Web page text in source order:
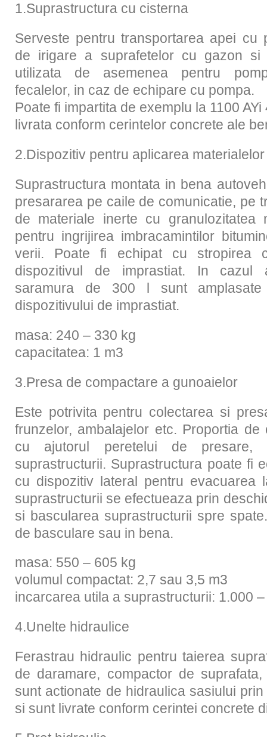
1.Suprastructura cu cisterna
Serveste pentru transportarea apei cu
de irigare a suprafetelor cu gazon si
utilizata de asemenea pentru
fecalelor, in caz de echipare cu pompa.
Poate fi impartita de exemplu la 1100
livrata conform cerintelor concrete ale
2.Dispozitiv pentru aplicarea materialelor
Suprastructura montata in bena
presararea pe caile de comunicatie, pe
de materiale inerte cu
pentru ingrijirea imbracamintilor
verii. Poate fi echipat cu stropirea
dispozitivul de imprastiat. In cazul
saramura de 300 l sunt
dispozitivului de imprastiat.
masa: 240 – 330 kg
capacitatea: 1 m3
3.Presa de compactare a gunoaielor
Este potrivita pentru colectarea si
frunzelor, ambalajelor etc. Proportia
cu ajutorul peretelui de presare,
suprastructurii. Suprastructura poate fi
cu dispozitiv lateral pentru evacuarea
suprastructurii se efectueaza prin
si bascularea suprastructurii spre
de basculare sau in bena.
masa: 550 – 605 kg
volumul compactat: 2,7 sau 3,5 m3
incarcarea utila a suprastructurii: 1.000
4.Unelte hidraulice
Ferastrau hidraulic pentru taierea
de daramare, compactor de
sunt actionate de hidraulica sasiului
si sunt livrate conform cerintei concrete